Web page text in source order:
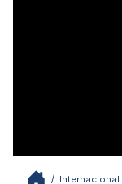
/ Internacional